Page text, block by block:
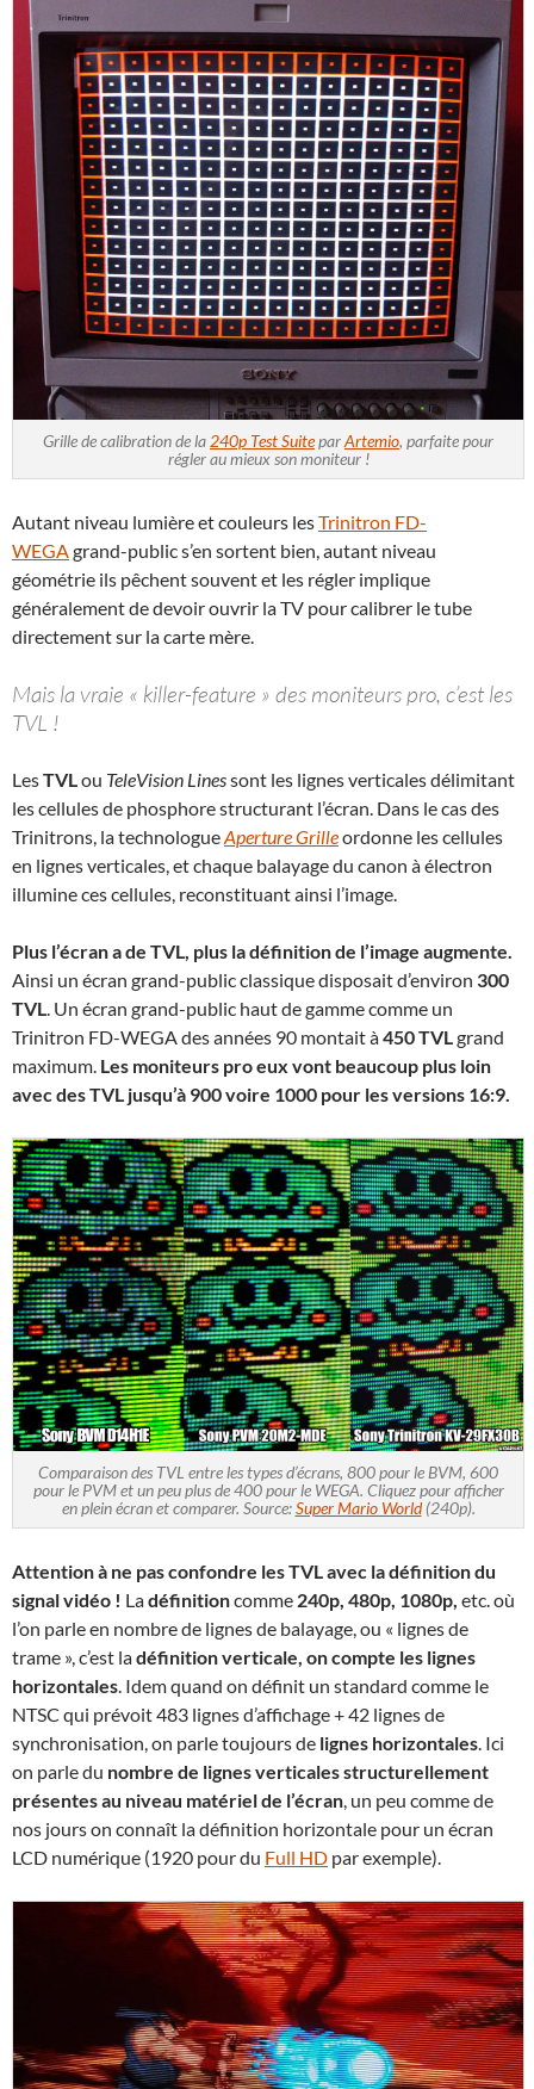
Grille de calibration de la 240p Test SuiteparArtemio, parfaite pour
régler au mieux son moniteur !
Autant niveau lumière et couleurs lesTrinitron FD-
WEGAgrand-public s’en sortent bien, autant niveau
géométrie ils pêchent souvent et les régler implique
généralement de devoir ouvrir la TV pour calibrer le tube
directement sur la carte mère.
Mais la vraie « killer-feature » des moniteurs pro, c’est les
TVL !
LesTVLou TeleVision Linessont les lignes verticales délimitant
les cellules de phosphore structurant l’écran. Dans le cas des
Trinitrons, la technologueAperture Grilleordonne les cellules
en lignes verticales, et chaque balayage du canon à électron
illumine ces cellules, reconstituant ainsi l’image.
Plus l’écran a de TVL, plus la définition de l’image augmente.
Ainsi un écran grand-public classique disposait d’environ 300
TVL. Un écran grand-public haut de gamme comme un
Trinitron FD-WEGA des années 90 montait à450 TVLgrand
maximum. Les moniteurs pro eux vont beaucoup plus loin
avec des TVL jusqu’à 900 voire 1000 pour les versions 16:9.
Comparaison des TVL entre les types d’écrans, 800 pour le BVM, 600
pour le PVM et un peu plus de 400 pour le WEGA. Cliquez pour afficher
en plein écran et comparer. Source:Super Mario World(240p).
Attention à ne pas confondre les TVL avec la définition du
signal vidéo ! Ladéfinitioncomme 240p, 480p, 1080p, etc. où
l’on parle en nombre de lignes de balayage, ou « lignes de
trame », c’est ladéfinition verticale, on compte les lignes
horizontales. Idem quand on définit un standard comme le
NTSC qui prévoit 483 lignes d’affichage + 42 lignes de
synchronisation, on parle toujours de lignes horizontales. Ici
on parle du nombre de lignes verticales structurellement
présentes au niveau matériel de l’écran, un peu comme de
nos jours on connaît la définition horizontale pour un écran
LCD numérique (1920 pour du Full HD par exemple).